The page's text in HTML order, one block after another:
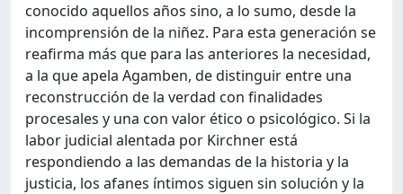
conocido aquellos años sino, a lo sumo, desde la
incomprensión de la niñez. Para esta generación se
reafirma más que para las anteriores la necesidad,
a la que apela Agamben, de distinguir entre una
reconstrucción de la verdad con finalidades
procesales y una con valor ético o psicológico. Si la
labor judicial alentada por Kirchner está
respondiendo a las demandas de la historia y la
justicia, los afanes íntimos siguen sin solución y la